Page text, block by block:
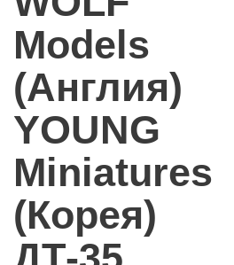
Models
(Англия)
YOUNG
Miniatures
(Корея)